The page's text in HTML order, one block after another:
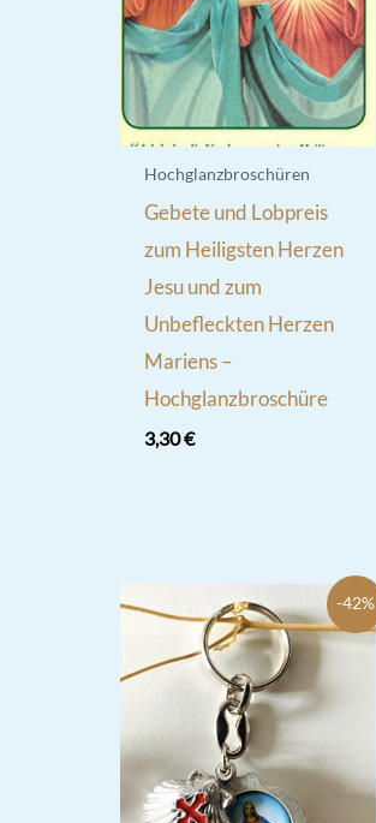
Hochglanzbroschüren
Gebete und Lobpreis
zum Heiligsten Herzen
Jesu und zum
Unbefleckten Herzen
Mariens –
Hochglanzbroschüre
3,30€
-42%